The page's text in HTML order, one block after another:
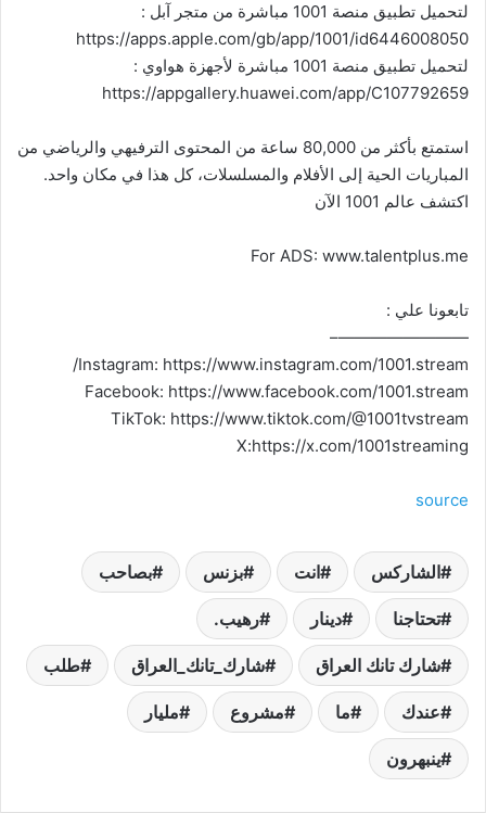
لتحميل تطبيق منصة 1001 مباشرة من متجر آبل :
https://apps.apple.com/gb/app/1001/id6446008050
لتحميل تطبيق منصة 1001 مباشرة لأجهزة هواوي :
https://appgallery.huawei.com/app/C107792659
استمتع بأكثر من 80,000 ساعة من المحتوى الترفيهي والرياضي من
المباريات الحية إلى الأفلام والمسلسلات، كل هذا في مكان واحد.
اكتشف عالم 1001 الآن
For ADS: www.talentplus.me
تابعونا علي :
————————–
Instagram: https://www.instagram.com/1001.stream/
Facebook: https://www.facebook.com/1001.stream
TikTok: https://www.tiktok.com/@1001tvstream
X:https://x.com/1001streaming
source
الشاركس انت بزنس بصاحب
تحتاجنا دينار رهيب.
شارك تانك العراق شارك_تانك_العراق طلب
عندك ما مشروع مليار
ينبهرون